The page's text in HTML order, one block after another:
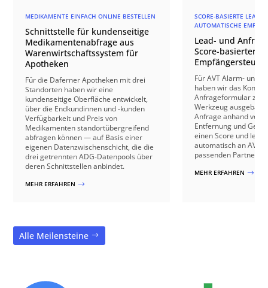
MEDIKAMENTE EINFACH ONLINE BESTELLEN
Schnittstelle für kundenseitige
Medikamentenabfrage aus
Warenwirtschaftssystem für
Apotheken
Für die Daferner Apotheken mit drei
Standorten haben wir eine
kundenseitige Oberfläche entwickelt,
über die Endkundinnen und -kunden
Verfügbarkeit und Preis von
Medikamenten standortübergreifend
abfragen können — auf Basis einer
eigenen Datenzwischenschicht, die die
drei getrennten ADG-Datenpools über
deren Schnittstellen anbindet.
MEHR ERFAHREN $
SCORE-BASIERTE LEAD-
AUTOMATISCHE
Lead- und
Score-basierter
Für AVT Alarm- und
haben wir das
Anfrageformular zu
Werkzeug
Anfrage anhand von
Entfernung und
einen Score und
automatisch an AVT
passenden
MEHR ERFAHREN $
Alle Meilensteine